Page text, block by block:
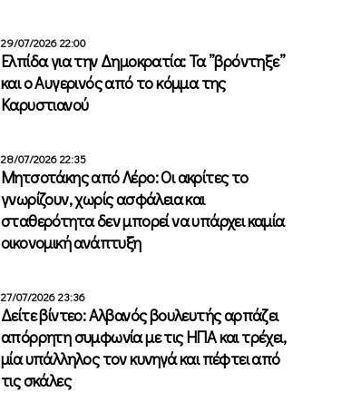
29/07/2026 22:00
Ελπίδα για την Δημοκρατία: Τα ”βρόντηξε”
και ο Αυγερινός από το κόμμα της
Καρυστιανού
28/07/2026 22:35
Μητσοτάκης από Λέρο: Οι ακρίτες το
γνωρίζουν, χωρίς ασφάλεια και
σταθερότητα δεν μπορεί να υπάρχει καμία
οικονομική ανάπτυξη
27/07/2026 23:36
Δείτε βίντεο: Αλβανός βουλευτής αρπάζει
απόρρητη συμφωνία με τις ΗΠΑ και τρέχει,
μία υπάλληλος τον κυνηγά και πέφτει από
τις σκάλες